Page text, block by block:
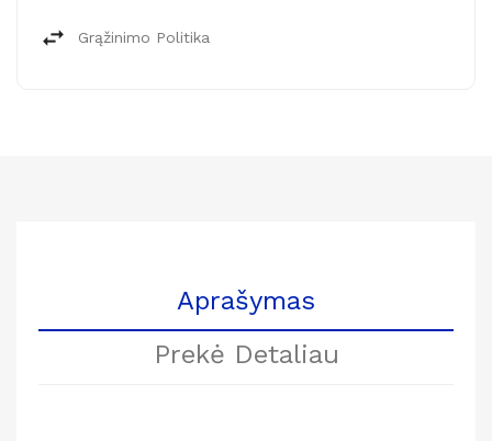
Grąžinimo Politika
Aprašymas
Prekė Detaliau